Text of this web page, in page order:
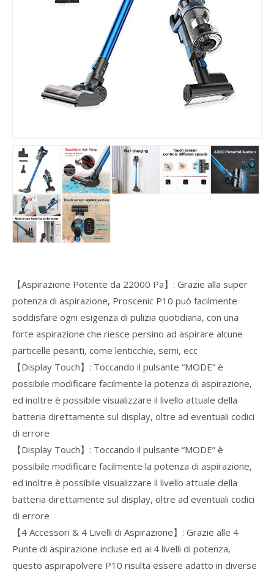
【Aspirazione Potente da 22000 Pa】: Grazie alla super
potenza di aspirazione, Proscenic P10 può facilmente
soddisfare ogni esigenza di pulizia quotidiana, con una
forte aspirazione che riesce persino ad aspirare alcune
particelle pesanti, come lenticchie, semi, ecc
【Display Touch】: Toccando il pulsante “MODE” è
possibile modificare facilmente la potenza di aspirazione,
ed inoltre è possibile visualizzare il livello attuale della
batteria direttamente sul display, oltre ad eventuali codici
di errore
【Display Touch】: Toccando il pulsante “MODE” è
possibile modificare facilmente la potenza di aspirazione,
ed inoltre è possibile visualizzare il livello attuale della
batteria direttamente sul display, oltre ad eventuali codici
di errore
【4 Accessori & 4 Livelli di Aspirazione】: Grazie alle 4
Punte di aspirazione incluse ed ai 4 livelli di potenza,
questo aspirapolvere P10 risulta essere adatto in diverse